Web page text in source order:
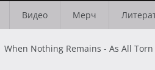
Видео Мерч
When Nothing Remains - As All Torn